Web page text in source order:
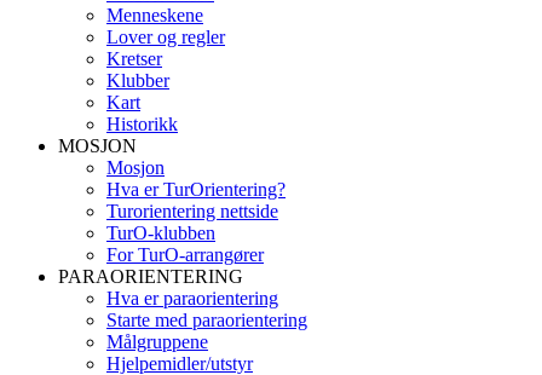
Menneskene
Lover og regler
Kretser
Klubber
Kart
Historikk
MOSJON
Mosjon
Hva er TurOrientering?
Turorientering nettside
TurO-klubben
For TurO-arrangører
PARAORIENTERING
Hva er paraorientering
Starte med paraorientering
Målgruppene
Hjelpemidler/utstyr